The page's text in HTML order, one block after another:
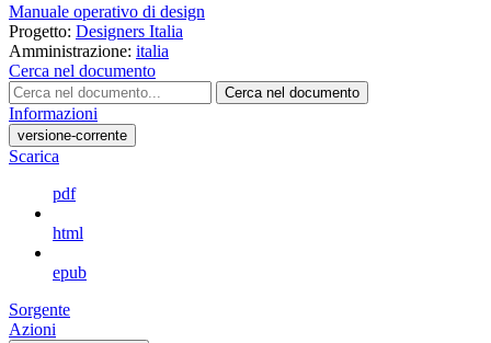
Manuale operativo di design
Progetto: Designers Italia
Amministrazione: italia
Cerca nel documento
Cerca nel documento
Informazioni
versione-corrente
Scarica
pdf
html
epub
Sorgente
Azioni